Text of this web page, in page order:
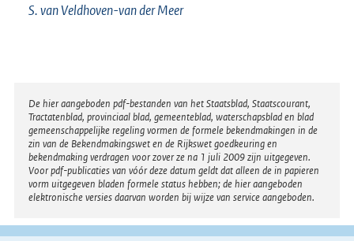
S. vanVeldhoven-van der Meer
Disclaimer
De hier aangeboden pdf-bestanden van het Staatsblad, Staatscourant,
Tractatenblad, provinciaal blad, gemeenteblad, waterschapsblad en blad
gemeenschappelijke regeling vormen de formele bekendmakingen in de
zin van de Bekendmakingswet en de Rijkswet goedkeuring en
bekendmaking verdragen voor zover ze na 1 juli 2009 zijn uitgegeven.
Voor pdf-publicaties van vóór deze datum geldt dat alleen de in papieren
vorm uitgegeven bladen formele status hebben; de hier aangeboden
elektronische versies daarvan worden bij wijze van service aangeboden.